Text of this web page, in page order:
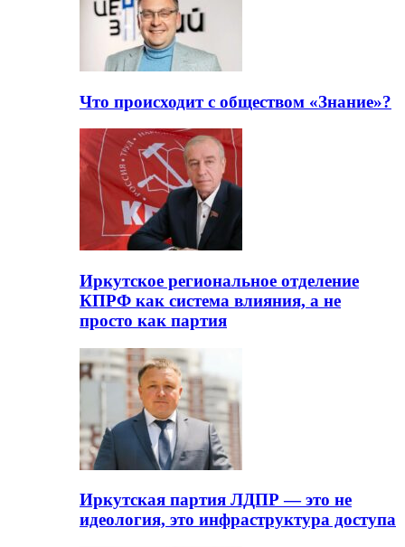
Что происходит с обществом «Знание»?
Иркутское региональное отделение
КПРФ как система влияния, а не
просто как партия
Иркутская партия ЛДПР — это не
идеология, это инфраструктура доступа